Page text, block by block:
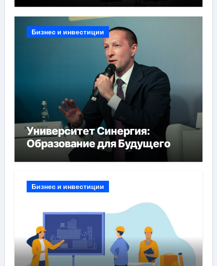
Бизнес и инвестиции
Университет Синергия:
Образование для Будущего
Бизнес и инвестиции